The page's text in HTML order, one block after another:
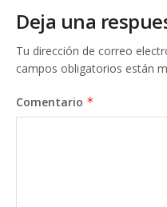
Deja una
Tu dirección de correo
campos obligatorios están
Comentario *